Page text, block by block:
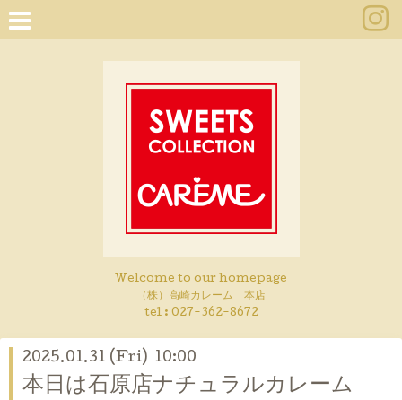
Welcome to our homepage
（株）高崎カレーム 本店
tel : 027-362-8672
2025.01.31 (Fri) 10:00
本日は石原店ナチュラルカレーム